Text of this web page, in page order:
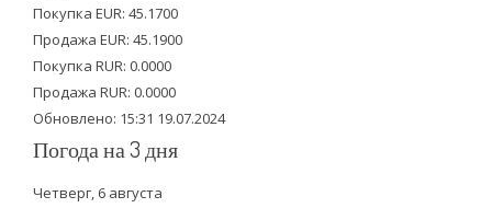
e
r
o
o
k
b
e
Покупка EUR: 45.1700
Продажа EUR: 45.1900
Покупка RUR: 0.0000
Продажа RUR: 0.0000
Обновлено: 15:31 19.07.2024
Погода на 3 дня
Четверг, 6 августа